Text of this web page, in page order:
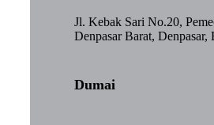
Jl. Kebak Sari No.20,
Denpasar Barat, Denpasar,
Dumai